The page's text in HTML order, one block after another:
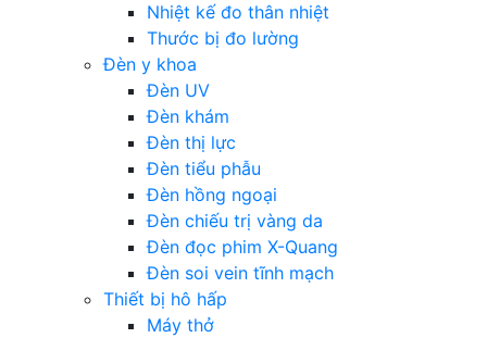
Nhiệt kế đo thân nhiệt
Thước bị đo lường
Đèn y khoa
Đèn UV
Đèn khám
Đèn thị lực
Đèn tiểu phẫu
Đèn hồng ngoại
Đèn chiếu trị vàng da
Đèn đọc phim X-Quang
Đèn soi vein tĩnh mạch
Thiết bị hô hấp
Máy thở